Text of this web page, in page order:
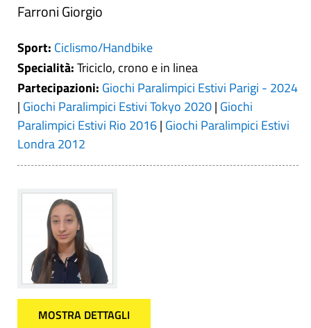
Farroni Giorgio
Sport: Ciclismo/Handbike
Specialità:Triciclo, crono e in linea
Partecipazioni: Giochi Paralimpici Estivi Parigi - 2024
| Giochi Paralimpici Estivi Tokyo 2020| Giochi
Paralimpici Estivi Rio 2016| Giochi Paralimpici Estivi
Londra 2012
MOSTRA DETTAGLI